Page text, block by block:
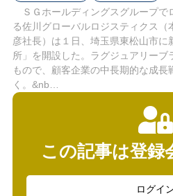
ＳＧホールディングスグループで
る佐川グローバルロジスティクス
彦社長）は１日、埼玉県東松山市に
所」を開設した。ラグジュアリーブ
もので、顧客企業の中長期的な成
く。&nb…
この記事は登録
ログイ